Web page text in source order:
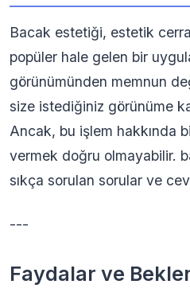
Bacak estetiği, estetik
popüler hale gelen bir
görünümünden memnun
size istediğiniz görünüme
Ancak, bu işlem hakkında
vermek doğru olmayabilir.
sıkça sorulan sorular ve
---
Faydalar ve